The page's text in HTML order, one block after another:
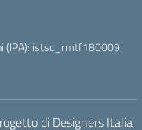
(IPA): istsc_rmtf180009
di Designers Italia